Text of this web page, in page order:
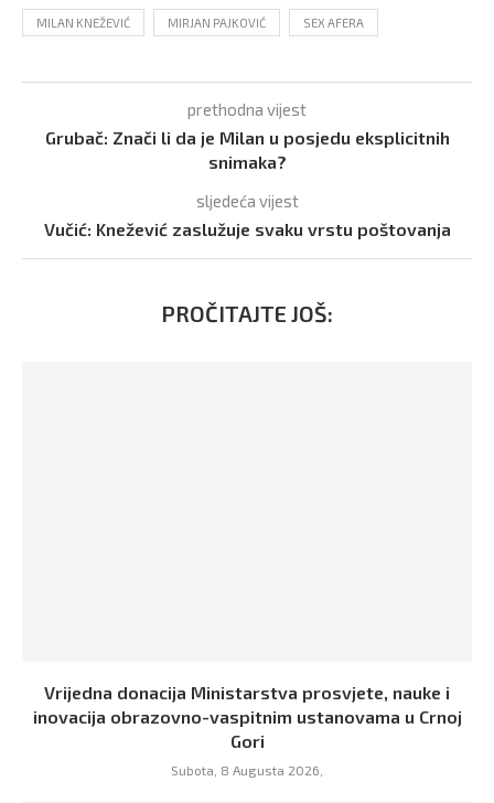
MILAN KNEŽEVIĆ MIRJAN PAJKOVIĆ SEX AFERA
prethodna vijest
Grubač: Znači li da je Milan u posjedu eksplicitnih
snimaka?
sljedeća vijest
Vučić: Knežević zaslužuje svaku vrstu poštovanja
PROČITAJTE JOŠ:
Vrijedna donacija Ministarstva prosvjete, nauke i
inovacija obrazovno-vaspitnim ustanovama u Crnoj
Gori
Subota, 8 Augusta 2026,